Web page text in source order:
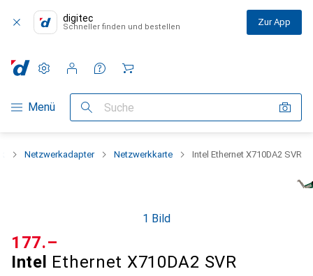
digitec
Schneller finden und bestellen Zur App
Navigation nach Kategorien
Menü Suche
Einstellungen
Kundenkonto
Vergleichslisten
Merklisten
Warenkorb
Netzwerkadapter Netzwerkkarte Intel Ethernet X710DA2 SVR
1 Bild
Intel Ethernet X710DA2 SVR
CHF
177.–